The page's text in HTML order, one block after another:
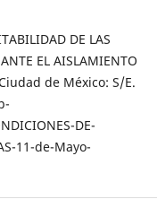
DE LAS
EL AISLAMIENTO
de México: S/E.
DE-
11-de-Mayo-